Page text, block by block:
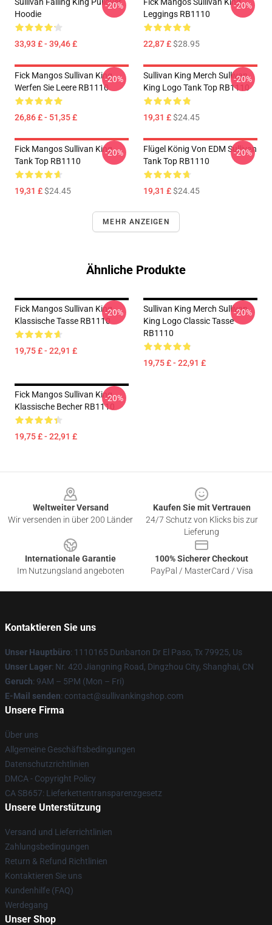
Hoodie
33,93 £ - 39,46 £
-20%
Leggings RB1110
22,87 £$28.95
-20%
Fick Mangos Sullivan King
Werfen Sie Leere RB1110
26,86 £ - 51,35 £
-20%
Sullivan King Merch Sullivan
King Logo Tank Top RB1110
19,31 £$24.45
-20%
Fick Mangos Sullivan King
Tank Top RB1110
19,31 £$24.45
-20%
Flügel König Von EDM Sullivan
Tank Top RB1110
19,31 £$24.45
-20%
MEHR ANZEIGEN
Ähnliche Produkte
Fick Mangos Sullivan King
Klassische Tasse RB1110
19,75 £ - 22,91 £
-20%
Sullivan King Merch Sullivan
King Logo Classic Tasse
RB1110
19,75 £ - 22,91 £
-20%
Fick Mangos Sullivan King
Klassische Becher RB1110
19,75 £ - 22,91 £
-20%
Weltweiter Versand
Wir versenden in über 200 Länder
Kaufen Sie mit Vertrauen
24/7 Schutz von Klicks bis zur
Lieferung
Internationale Garantie
Im Nutzungsland angeboten
100% Sicherer Checkout
PayPal / MasterCard / Visa
Kontaktieren Sie uns
Unser Hauptbüro: 1110165 Dunbarton Dr El Paso, Tx 79925, Us
Unser Lager: Nr. 420 Jiangning Road, Dingzhou City, Shanghai, CN
Geruch: 9AM – 5PM (Mon – Fri)
E-Mail senden: contact@sullivankingshop.com
Unsere Firma
Über uns
Allgemeine Geschäftsbedingungen
Datenschutzrichtlinien
DMCA - Copyright Policy
CA SB657: Lieferkettentransparenzgesetz
Unsere Unterstützung
Versand und Lieferrichtlinien
Zahlungsbedingungen
Return & Refund Richtlinien
Kontaktieren Sie uns
Kundenhilfe (FAQ)
Werdegang
Unser Shop